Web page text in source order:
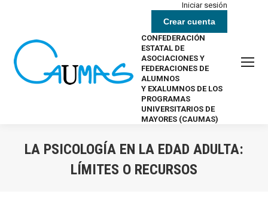
Iniciar sesión
Crear cuenta
CONFEDERACIÓN
ESTATAL DE
ASOCIACIONES Y
FEDERACIONES DE
ALUMNOS
Y EXALUMNOS DE LOS
PROGRAMAS
UNIVERSITARIOS DE
MAYORES (CAUMAS)
LA PSICOLOGÍA EN LA EDAD ADULTA:
LÍMITES O RECURSOS